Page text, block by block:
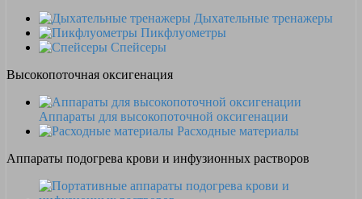
Дыхательные тренажеры
Пикфлуометры
Спейсеры
Высокопоточная оксигенация
Аппараты для высокопоточной оксигенации
Расходные материалы
Аппараты подогрева крови и инфузионных растворов